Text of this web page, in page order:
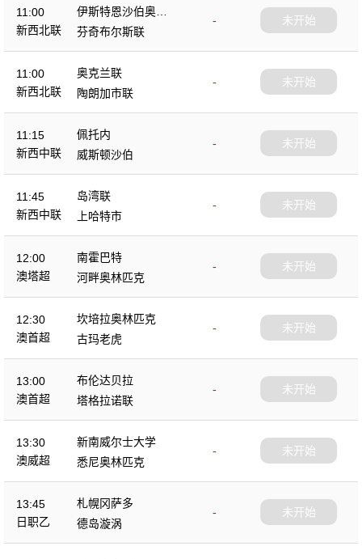
11:00
新西北联
伊斯特恩沙伯奥克
兰
-
芬奇布尔斯联
未开始
11:00
新西北联
奥克兰联
-
陶朗加市联
未开始
11:15
新西中联
佩托内
-
威斯顿沙伯
未开始
11:45
新西中联
岛湾联
-
上哈特市
未开始
12:00
澳塔超
南霍巴特
-
河畔奥林匹克
未开始
12:30
澳首超
坎培拉奥林匹克
-
古玛老虎
未开始
13:00
澳首超
布伦达贝拉
-
塔格拉诺联
未开始
13:30
澳威超
新南威尔士大学
-
悉尼奥林匹克
未开始
13:45
日职乙
札幌冈萨多
-
德岛漩涡
未开始